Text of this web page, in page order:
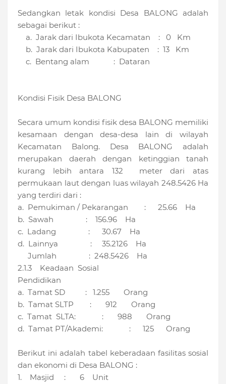
Sedangkan letak kondisi Desa BALONG adalah
sebagai berikut :
a. Jarak dari Ibukota Kecamatan : 0 Km
b. Jarak dari Ibukota Kabupaten : 13 Km
c. Bentang alam : Dataran
Kondisi Fisik Desa BALONG
Secara umum kondisi fisik desa BALONG memiliki
kesamaan dengan desa-desa lain di wilayah
Kecamatan Balong. Desa BALONG adalah
merupakan daerah dengan ketinggian tanah
kurang lebih antara 132 meter dari atas
permukaan laut dengan luas wilayah 248.5426 Ha
yang terdiri dari :
a. Pemukiman / Pekarangan : 25.66 Ha
b. Sawah : 156.96 Ha
c. Ladang : 30.67 Ha
d. Lainnya : 35.2126 Ha
Jumlah : 248.5426 Ha
2.1.3 Keadaan Sosial
Pendidikan
a. Tamat SD : 1.255 Orang
b. Tamat SLTP : 912 Orang
c. Tamat SLTA: : 988 Orang
d. Tamat PT/Akademi: : 125 Orang
Berikut ini adalah tabel keberadaan fasilitas sosial
dan ekonomi di Desa BALONG :
1. Masjid : 6 Unit